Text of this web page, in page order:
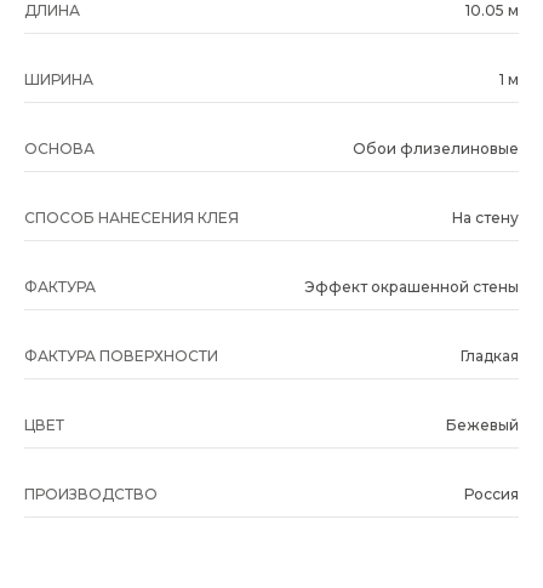
ДЛИНА 10.05 м
ШИРИНА 1 м
ОСНОВА Обои флизелиновые
СПОСОБ НАНЕСЕНИЯ КЛЕЯ На стену
ФАКТУРА Эффект окрашенной стены
ФАКТУРА ПОВЕРХНОСТИ Гладкая
ЦВЕТ Бежевый
ПРОИЗВОДСТВО Россия